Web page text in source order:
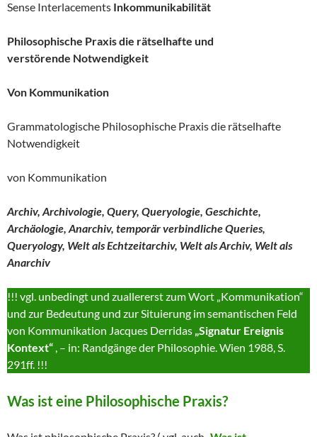
Sense Interlacements Inkommunikabilität
Philosophische Praxis die rätselhafte und
verstörende Notwendigkeit
Von Kommunikation
Grammatologische Philosophische Praxis die rätselhafte
Notwendigkeit
von Kommunikation
Archiv, Archivologie, Query, Queryologie, Geschichte,
Archäologie, Anarchiv, temporär verbindliche Queries,
Queryology, Welt als Echtzeitarchiv, Welt als Archiv, Welt als
Anarchiv
!!! vgl. unbedingt und zuallererst zum Wort „Kommunikation“
und zur Bedeutung und zur Situierung im semantischen Feld
von Kommunikation Jacques Derridas „Signatur Ereignis
Kontext“ , – in: Randgänge der Philosophie. Wien 1988, S.
291ff. !!!
Was ist eine Philosophische Praxis?